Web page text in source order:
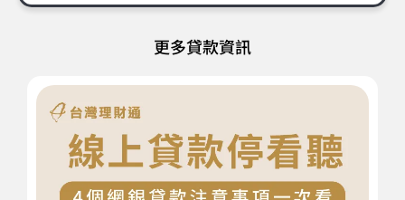
更多貸款資訊